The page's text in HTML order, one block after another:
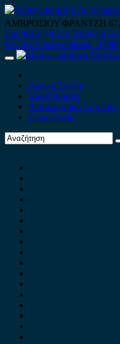
Skip
to
content
ΑΜΒΡΟΣΙΟΥ ΦΡΑΝΤΖΗ
210 9012444 210 9239148
Κινητό-Viber-whatsapp :
Primary
Αρχική Σελίδα
Ποιοί είμαστε
Ανταλλακτικά
Επικοινωνία